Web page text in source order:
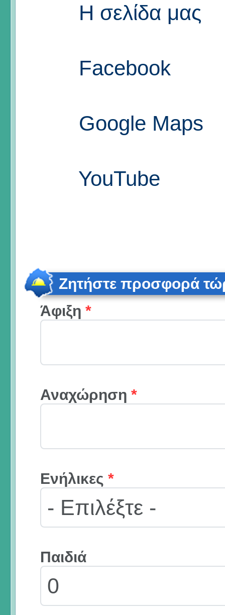
Η σελίδα μας
Facebook
Google Maps
YouTube
Ζητήστε προσφορά
Άφιξη *
Αναχώρηση *
Ενήλικες *
Παιδιά